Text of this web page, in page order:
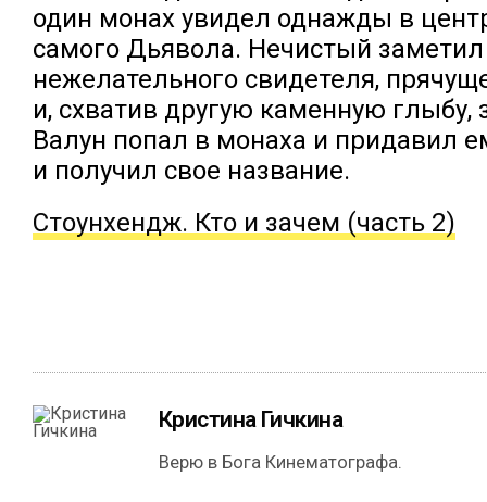
один монах увидел однажды в
самого Дьявола. Нечистый заметил
нежелательного свидетеля,
и, схватив другую каменную глыбу,
Валун попал в монаха и придавил
и получил свое название.
Стоунхендж. Кто и зачем (часть 2)
Кристина Гичкина
Верю в Бога Кинематографа.